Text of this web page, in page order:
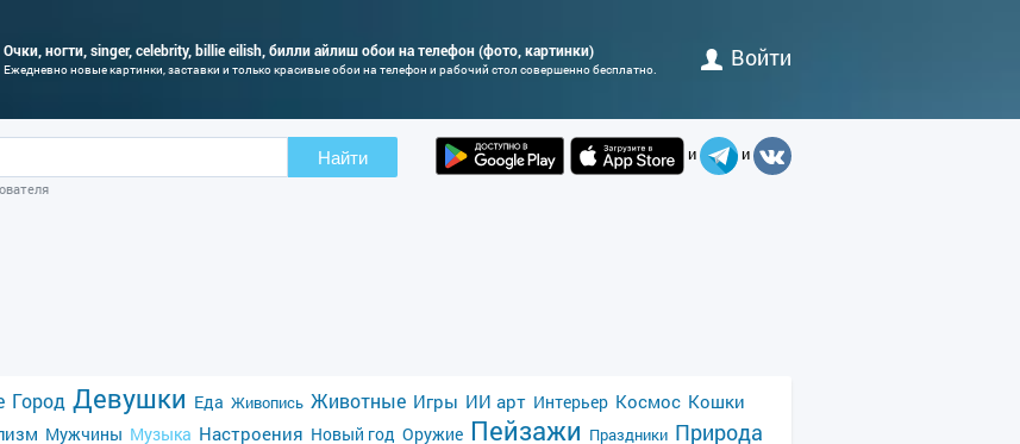
Очки, ногти, singer, celebrity, billie eilish, билли айлиш обои на телефон (фото, картинки)
Ежедневно новые картинки, заставки и только красивые обои на телефон и рабочий стол совершенно бесплатно. Войти
Найти и и
Город Девушки Еда Живопись Животные Игры ИИ арт Интерьер Космос Кошки
Мужчины Музыка Настроения Новый год Оружие Пейзажи Праздники Природа